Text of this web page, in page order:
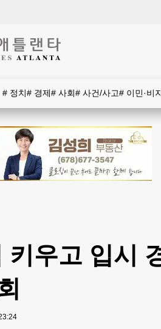
# 정치# 경제# 사회# 사건/사고# 이민·비
키우고 입시